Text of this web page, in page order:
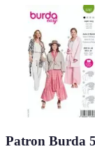
Patron Burda